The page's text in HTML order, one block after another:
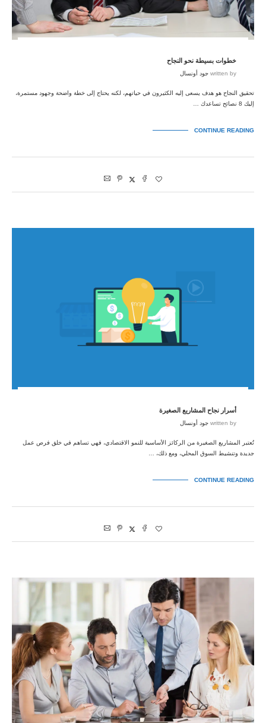
خطوات بسيطة نحو النجاح
written by جود أونسال
تحقيق النجاح هو هدف يسعى إليه الكثيرون في حياتهم، لكنه يحتاج إلى خطة واضحة وجهود مستمرة،
إليك 8 نصائح تساعدك …
CONTINUE READING
أسرار نجاح المشاريع الصغيرة
written by جود أونسال
تُعتبر المشاريع الصغيرة من الركائز الأساسية للنمو الاقتصادي، فهي تساهم في خلق فرص عمل
جديدة وتنشيط السوق المحلي، ومع ذلك، …
CONTINUE READING